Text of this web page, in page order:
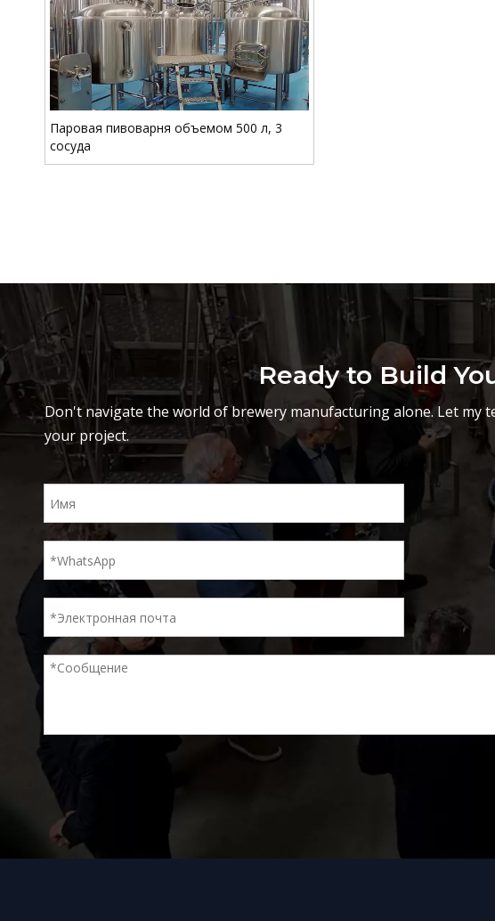
Паровая пивоварня объемом 500 л, 3
сосуда
Ready to Build
Don't navigate the world of brewery manufacturing alone. Let my
your project.